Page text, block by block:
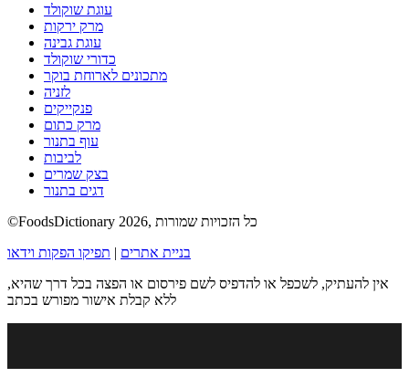
עוגת שוקולד
מרק ירקות
עוגת גבינה
כדורי שוקולד
מתכונים לארוחת בוקר
לזניה
פנקייקים
מרק כתום
עוף בתנור
לביבות
בצק שמרים
דגים בתנור
©FoodsDictionary 2026, כל הזכויות שמורות
בניית אתרים | תפיקו הפקות וידאו
אין להעתיק, לשכפל או להדפיס לשם פירסום או הפצה בכל דרך שהיא,
ללא קבלת אישור מפורש בכתב